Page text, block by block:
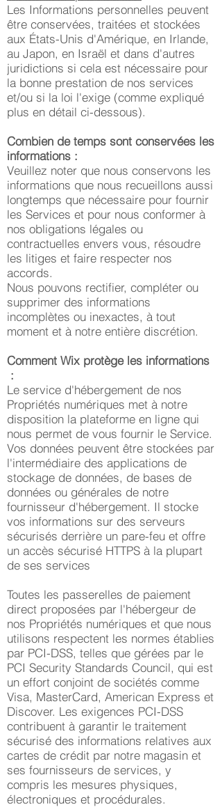
Les Informations personnelles peuvent
être conservées, traitées et stockées
aux États-Unis d'Amérique, en Irlande,
au Japon, en Israël et dans d'autres
juridictions si cela est nécessaire pour
la bonne prestation de nos services
et/ou si la loi l'exige (comme expliqué
plus en détail ci-dessous).
Combien de temps sont conservées les
informations :
Veuillez noter que nous conservons les
informations que nous recueillons aussi
longtemps que nécessaire pour fournir
les Services et pour nous conformer à
nos obligations légales ou
contractuelles envers vous, résoudre
les litiges et faire respecter nos
accords.
Nous pouvons rectifier, compléter ou
supprimer des informations
incomplètes ou inexactes, à tout
moment et à notre entière discrétion.
Comment Wix protège les informations
:
Le service d'hébergement de nos
Propriétés numériques met à notre
disposition la plateforme en ligne qui
nous permet de vous fournir le Service.
Vos données peuvent être stockées par
l'intermédiaire des applications de
stockage de données, de bases de
données ou générales de notre
fournisseur d'hébergement. Il stocke
vos informations sur des serveurs
sécurisés derrière un pare-feu et offre
un accès sécurisé HTTPS à la plupart
de ses services
Toutes les passerelles de paiement
direct proposées par l'hébergeur de
nos Propriétés numériques et que nous
utilisons respectent les normes établies
par PCI-DSS, telles que gérées par le
PCI Security Standards Council, qui est
un effort conjoint de sociétés comme
Visa, MasterCard, American Express et
Discover. Les exigences PCI-DSS
contribuent à garantir le traitement
sécurisé des informations relatives aux
cartes de crédit par notre magasin et
ses fournisseurs de services, y
compris les mesures physiques,
électroniques et procédurales.